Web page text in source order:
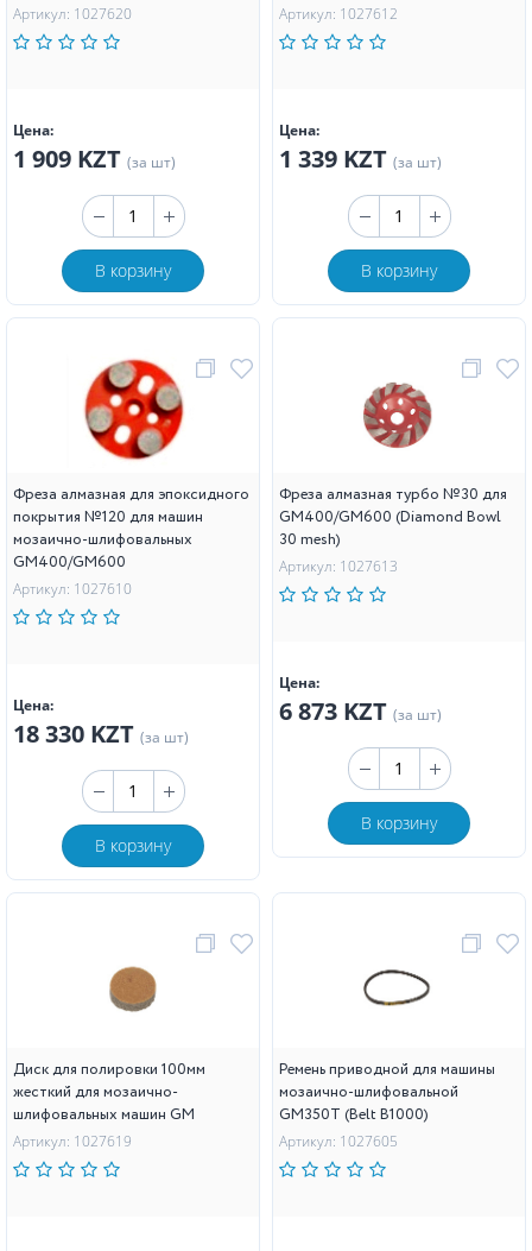
Артикул: 1027620
Цена:
1 909 KZT (за шт)
В корзину
Артикул: 1027612
Цена:
1 339 KZT (за шт)
В корзину
Фреза алмазная для эпоксидного
покрытия №120 для машин
мозаично-шлифовальных
GM400/GM600
Артикул: 1027610
Цена:
18 330 KZT (за шт)
В корзину
Фреза алмазная турбо №30 для
GM400/GM600 (Diamond Bowl
30 mesh)
Артикул: 1027613
Цена:
6 873 KZT (за шт)
В корзину
Диск для полировки 100мм
жесткий для мозаично-
шлифовальных машин GM
Артикул: 1027619
Ремень приводной для машины
мозаично-шлифовальной
GM350T (Belt B1000)
Артикул: 1027605